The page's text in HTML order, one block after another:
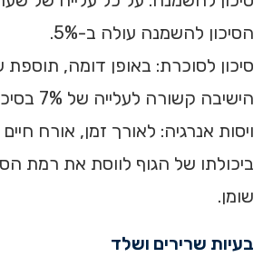
הסיכון להשמנה עולה ב-5%. ‏
סיכון לסוכרת: באופן דומה, תוספת
הישיבה קשורה לעלייה של 7% בסיכון לסוכרת. ‏
ויסות אנרגיה: לאורך זמן, אורח חיים
ביכולתו של הגוף לווסת את רמת
שומן.‏
בעיות שרירים ושלד‏